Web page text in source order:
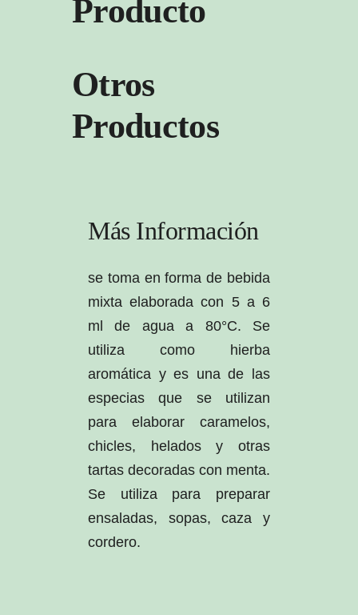
Producto
Otros
Productos
Más Información
se toma en forma de bebida
mixta elaborada con 5 a 6
ml de agua a 80°C. Se
utiliza como hierba
aromática y es una de las
especias que se utilizan
para elaborar caramelos,
chicles, helados y otras
tartas decoradas con menta.
Se utiliza para preparar
ensaladas, sopas, caza y
cordero.